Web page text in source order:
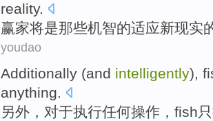
reality.
赢家将是那些机智的适应新现实
youdao
Additionally (and intelligently),
anything.
另外 ，对于执行任何操作， fish只